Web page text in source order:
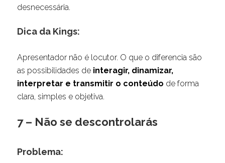
desnecessária.
Dica da Kings:
Apresentador não é locutor. O que o diferencia são
as possibilidades de interagir, dinamizar,
interpretar e transmitir o conteúdo de forma
clara, simples e objetiva.
7 – Não se descontrolarás
Problema: